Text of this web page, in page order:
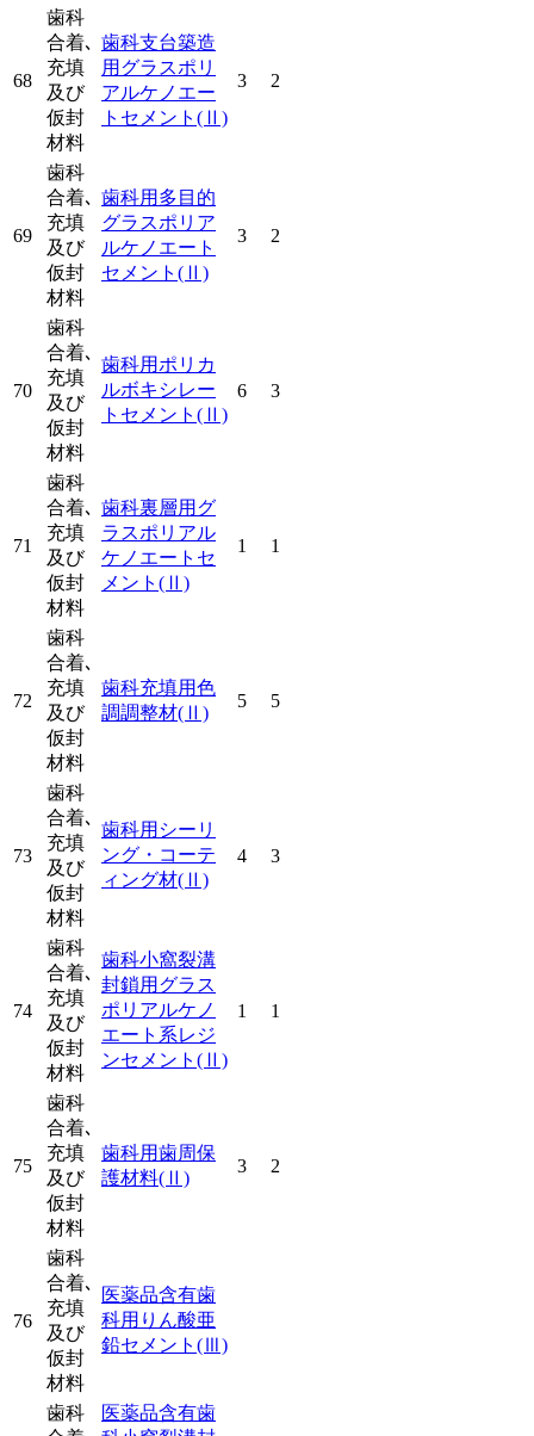
68
歯科
合着､
充填
及び
仮封
材料
歯科支台築造
用グラスポリ
アルケノエー
トセメント (Ⅱ)
3 2
69
歯科
合着､
充填
及び
仮封
材料
歯科用多目的
グラスポリア
ルケノエート
セメント (Ⅱ)
3 2
70
歯科
合着､
充填
及び
仮封
材料
歯科用ポリカ
ルボキシレー
トセメント (Ⅱ)
6 3
71
歯科
合着､
充填
及び
仮封
材料
歯科裏層用グ
ラスポリアル
ケノエートセ
メント (Ⅱ)
1 1
72
歯科
合着､
充填
及び
仮封
材料
歯科充填用色
調調整材(Ⅱ)
5 5
73
歯科
合着､
充填
及び
仮封
材料
歯科用シーリ
ング・コーテ
ィング材(Ⅱ)
4 3
74
歯科
合着､
充填
及び
仮封
材料
歯科小窩裂溝
封鎖用グラス
ポリアルケノ
エート系レジ
ンセメント (Ⅱ)
1 1
75
歯科
合着､
充填
及び
仮封
材料
歯科用歯周保
護材料(Ⅱ)
3 2
76
歯科
合着､
充填
及び
仮封
材料
医薬品含有歯
科用りん酸亜
鉛セメント (Ⅲ)
歯科
医薬品含有歯